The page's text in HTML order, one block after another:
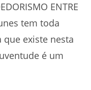
ENTRE
tem toda
que existe nesta
é um